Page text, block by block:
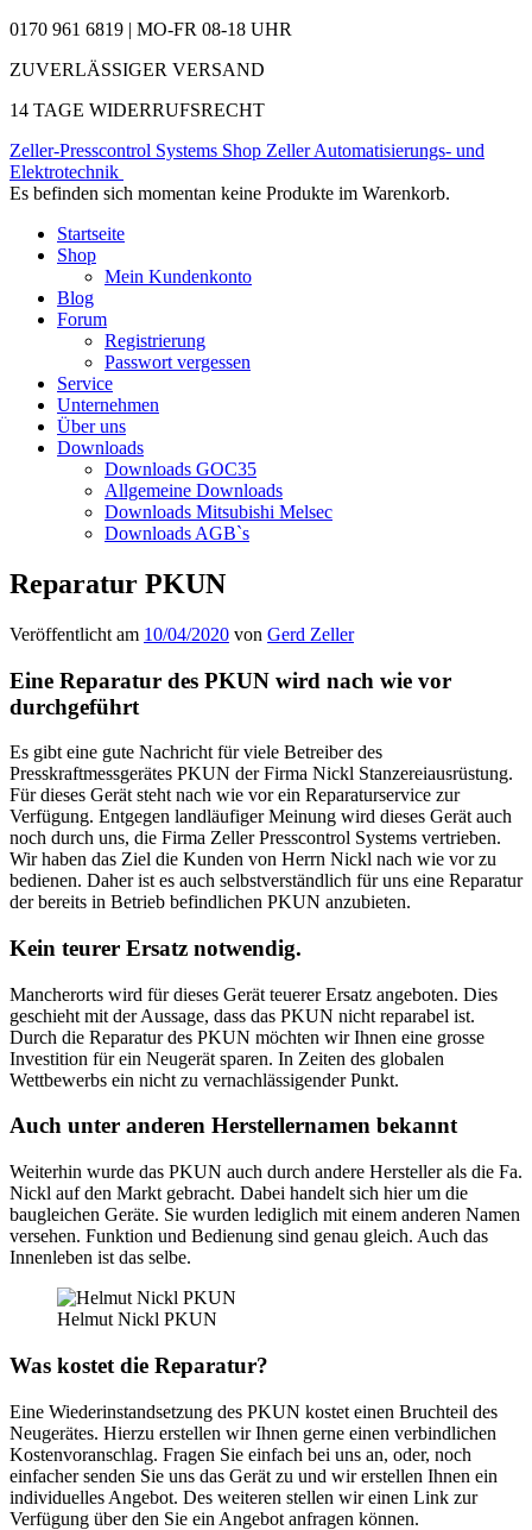
0170 961 6819 | MO-FR 08-18 UHR
ZUVERLÄSSIGER VERSAND
14 TAGE WIDERRUFSRECHT
Zeller-Presscontrol Systems Shop Zeller Automatisierungs- und
Elektrotechnik
Es befinden sich momentan keine Produkte im Warenkorb.
Startseite
Shop
Mein Kundenkonto
Blog
Forum
Registrierung
Passwort vergessen
Service
Unternehmen
Über uns
Downloads
Downloads GOC35
Allgemeine Downloads
Downloads Mitsubishi Melsec
Downloads AGB`s
Reparatur PKUN
Veröffentlicht am 10/04/2020 von Gerd Zeller
Eine Reparatur des PKUN wird nach wie vor
durchgeführt
Es gibt eine gute Nachricht für viele Betreiber des
Presskraftmessgerätes PKUN der Firma Nickl Stanzereiausrüstung.
Für dieses Gerät steht nach wie vor ein Reparaturservice zur
Verfügung. Entgegen landläufiger Meinung wird dieses Gerät auch
noch durch uns, die Firma Zeller Presscontrol Systems vertrieben.
Wir haben das Ziel die Kunden von Herrn Nickl nach wie vor zu
bedienen. Daher ist es auch selbstverständlich für uns eine Reparatur
der bereits in Betrieb befindlichen PKUN anzubieten.
Kein teurer Ersatz notwendig.
Mancherorts wird für dieses Gerät teuerer Ersatz angeboten. Dies
geschieht mit der Aussage, dass das PKUN nicht reparabel ist.
Durch die Reparatur des PKUN möchten wir Ihnen eine grosse
Investition für ein Neugerät sparen. In Zeiten des globalen
Wettbewerbs ein nicht zu vernachlässigender Punkt.
Auch unter anderen Herstellernamen bekannt
Weiterhin wurde das PKUN auch durch andere Hersteller als die Fa.
Nickl auf den Markt gebracht. Dabei handelt sich hier um die
baugleichen Geräte. Sie wurden lediglich mit einem anderen Namen
versehen. Funktion und Bedienung sind genau gleich. Auch das
Innenleben ist das selbe.
Helmut Nickl PKUN
Was kostet die Reparatur?
Eine Wiederinstandsetzung des PKUN kostet einen Bruchteil des
Neugerätes. Hierzu erstellen wir Ihnen gerne einen verbindlichen
Kostenvoranschlag. Fragen Sie einfach bei uns an, oder, noch
einfacher senden Sie uns das Gerät zu und wir erstellen Ihnen ein
individuelles Angebot. Des weiteren stellen wir einen Link zur
Verfügung über den Sie ein Angebot anfragen können.